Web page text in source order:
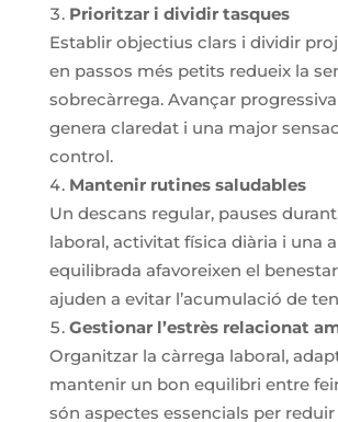
Prioritzar i dividir tasques
Establir objectius clars i dividir
en passos més petits redueix la
sobrecàrrega. Avançar
genera claredat i una major
control.
Mantenir rutines saludables
Un descans regular, pauses
laboral, activitat física diària i una
equilibrada afavoreixen el
ajuden a evitar l’acumulació de
Gestionar l’estrès relacionat
Organitzar la càrrega laboral,
mantenir un bon equilibri entre
són aspectes essencials per